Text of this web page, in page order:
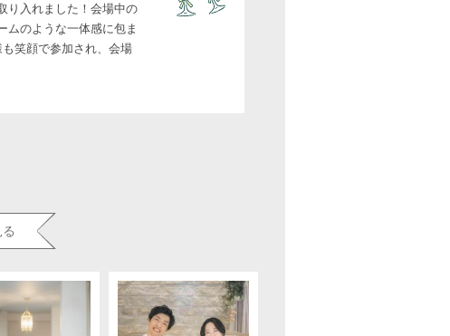
り入れました！会場中の
ムのような一体感に包ま
笑顔で参加され、会場